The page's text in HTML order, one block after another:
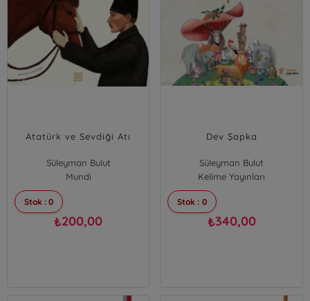
Atatürk ve Sevdiği Atı
Süleyman Bulut
Mundi
Stok : 0
₺200,00
Dev Şapka
Süleyman Bulut
Kelime Yayınları
Stok : 0
₺340,00